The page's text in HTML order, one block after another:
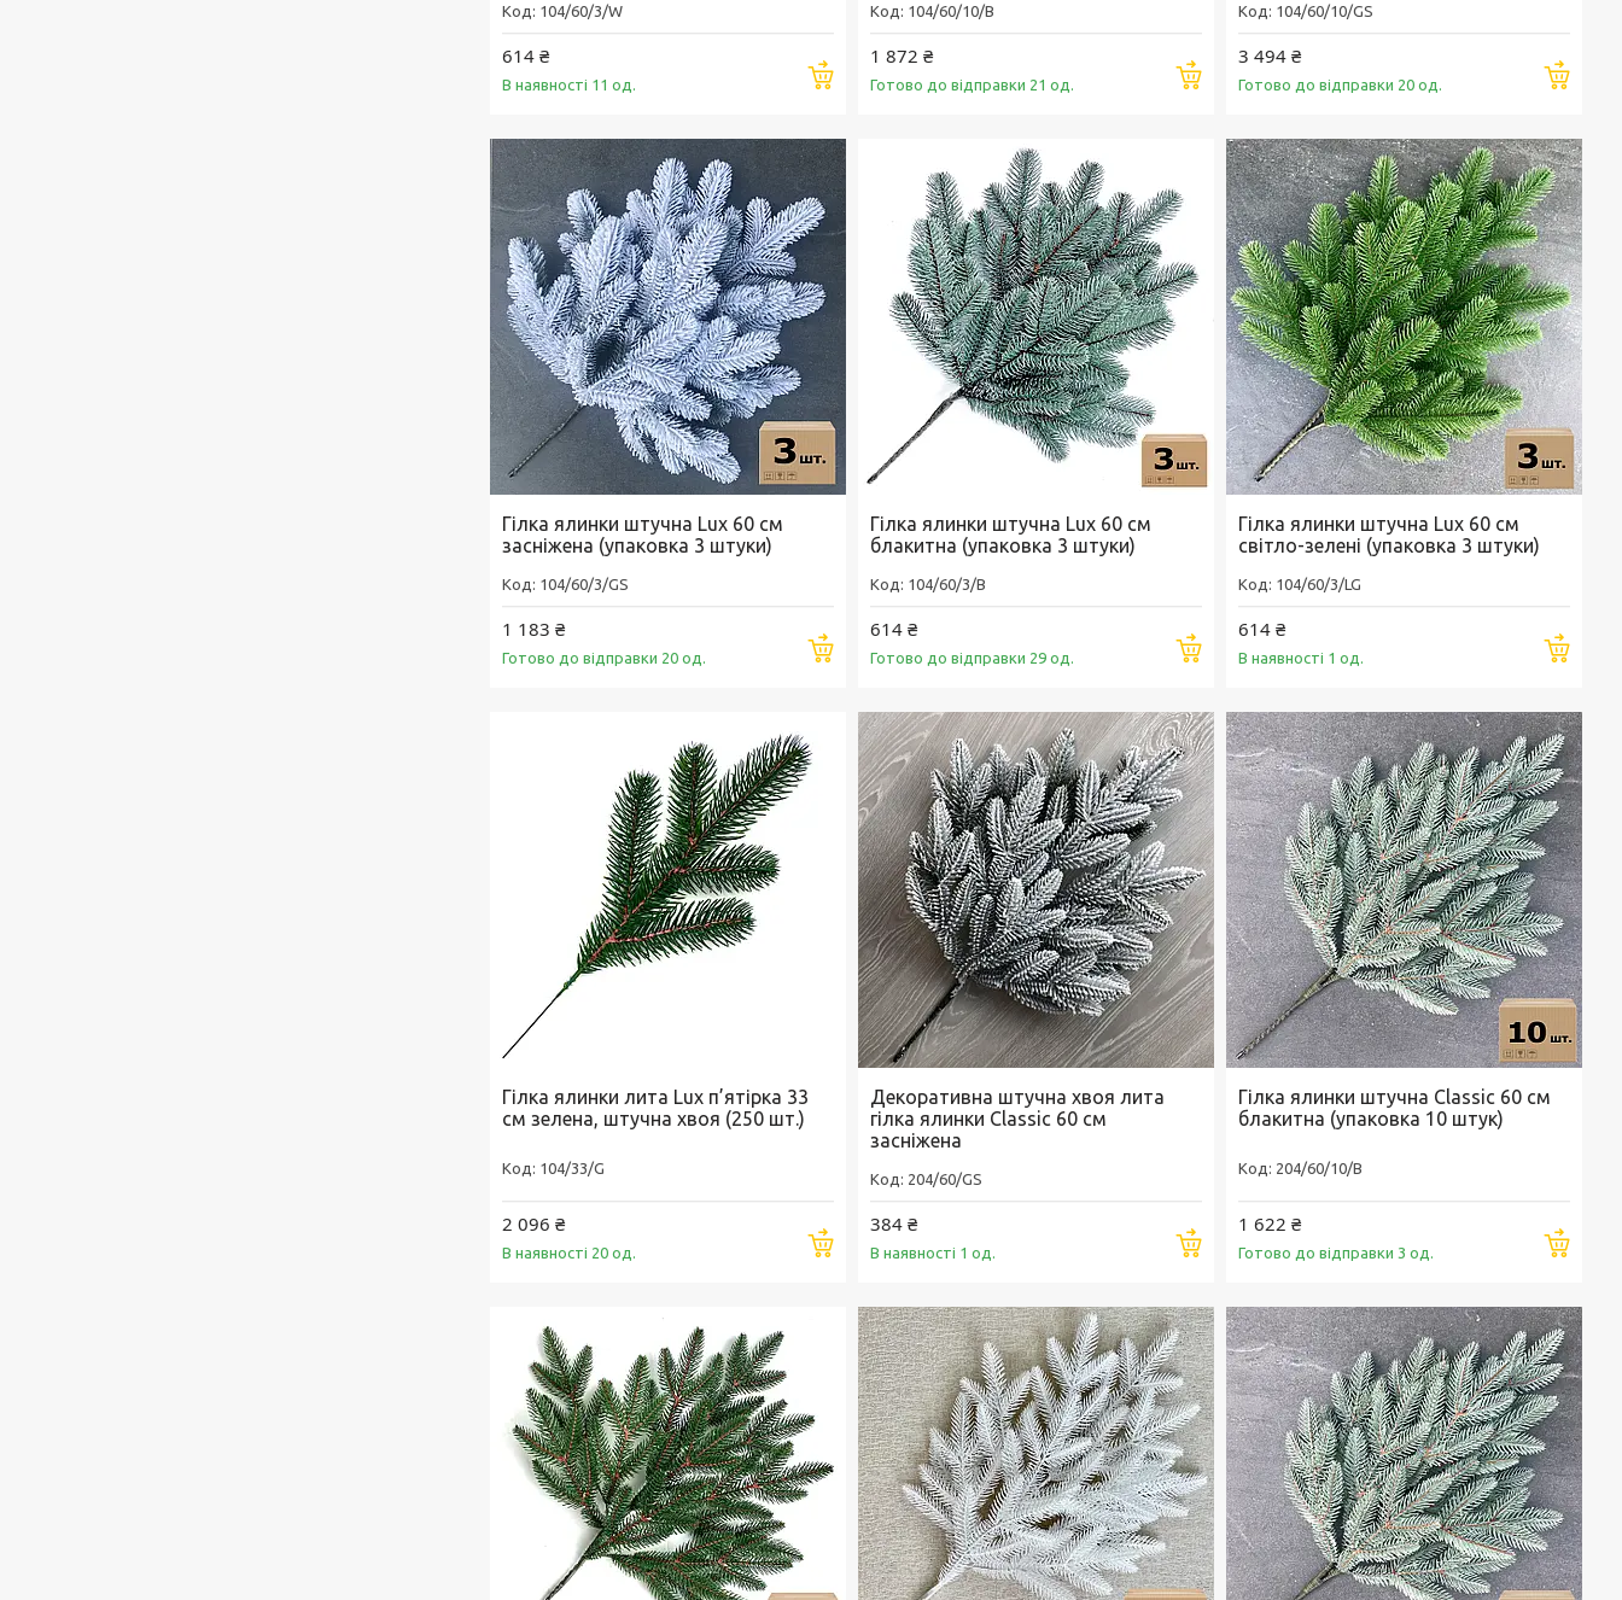
104/60/3/W
614 ₴
В наявності 11 од. Купити
104/60/10/B
1 872 ₴
Готово до відправки 21 од. Купити
104/60/10/GS
3 494 ₴
Готово до відправки 20 од.
Гілка ялинки штучна Lux 60 см
засніжена (упаковка 3 штуки)
104/60/3/GS
1 183 ₴
Готово до відправки 20 од. Купити
Гілка ялинки штучна Lux 60 см
блакитна (упаковка 3 штуки)
104/60/3/B
614 ₴
Готово до відправки 29 од. Купити
Гілка ялинки штучна Lux 60 см
світло-зелені (упаковка 3 штуки)
104/60/3/LG
614 ₴
В наявності 1 од.
Гілка ялинки лита Lux п’ятірка 33
см зелена, штучна хвоя (250 шт.)
104/33/G
2 096 ₴
В наявності 20 од. Купити
Декоративна штучна хвоя лита
гілка ялинки Classic 60 см
засніжена
204/60/GS
384 ₴
В наявності 1 од. Купити
Гілка ялинки штучна Classic 60 см
блакитна (упаковка 10 штук)
204/60/10/B
1 622 ₴
Готово до відправки 3 од.